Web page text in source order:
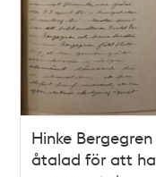
Hinke Bergegren
åtalad för att ha